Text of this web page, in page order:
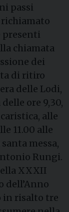
passi
richiamato
presenti
chiamata
dei
di ritiro
delle Lodi,
ore 9,30,
alle
11.00 alle
messa,
Rungi.
XXXII
dell’Anno
in risalto tre